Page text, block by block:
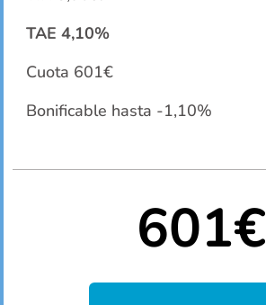
TAE 4,10%
Cuota 601€
Bonificable hasta -1,10%
601€